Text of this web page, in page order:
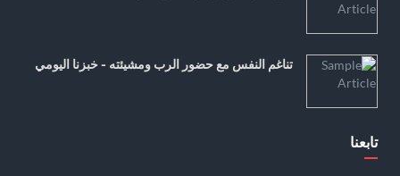
تناغم النفس مع حضور الرب ومشيئته - خبزنا اليومي
تابعنا